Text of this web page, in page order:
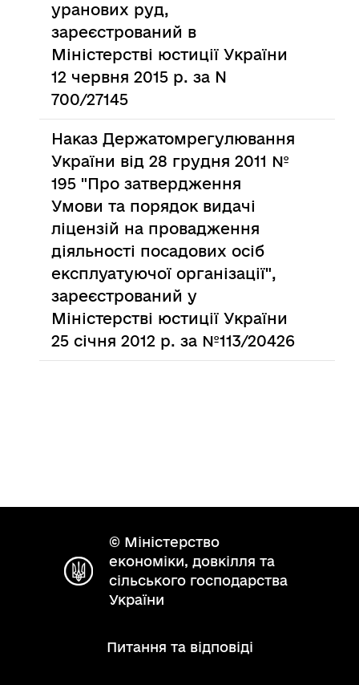
уранових руд,
зареєстрований в
Міністерстві юстиції України
12 червня 2015 р. за N
700/27145
Наказ Держатомрегулювання
України від 28 грудня 2011 №
195 "Про затвердження
Умови та порядок видачі
ліцензій на провадження
діяльності посадових осіб
експлуатуючої організації",
зареєстрований у
Міністерстві юстиції України
25 січня 2012 р. за №113/20426
© Міністерство
економіки, довкілля та
сільського господарства
України
Питання та відповіді